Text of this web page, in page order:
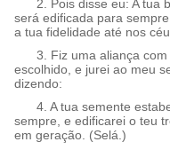
2. Pois disse eu: A tua
será edificada para
a tua fidelidade até nos
3. Fiz uma aliança com
escolhido, e jurei ao meu
dizendo:
4. A tua semente
sempre, e edificarei o teu
em geração. (Selá.)